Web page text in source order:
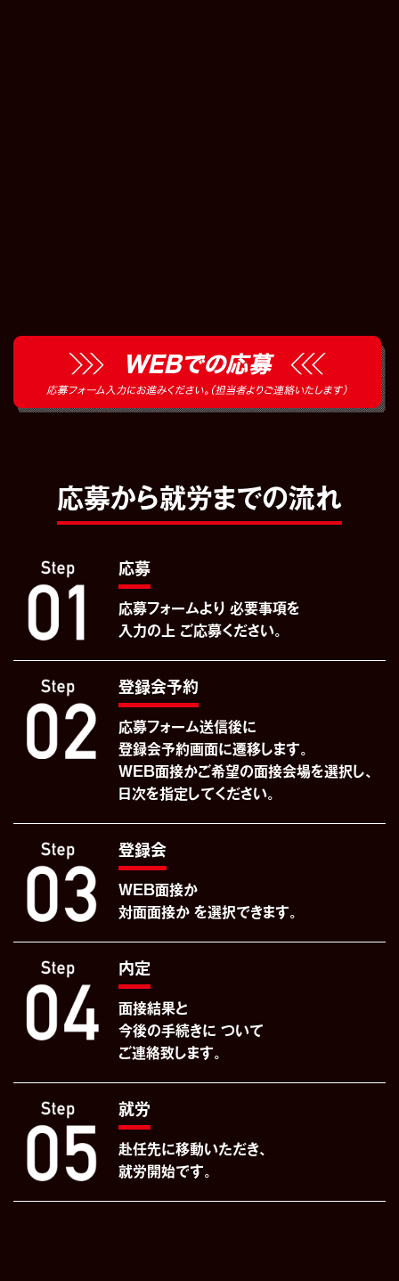
応募から就労までの流れ
応募
応募フォームより 必要事項を
入力の上 ご応募ください。
登録会予約
応募フォーム送信後に
登録会予約画面に遷移します。
WEB面接かご希望の面接会場を選択し、
日次を指定してください。
登録会
WEB面接か
対面面接か を選択できます。
内定
面接結果と
今後の手続きに ついて
ご連絡致します。
就労
赴任先に移動いただき、
就労開始です。